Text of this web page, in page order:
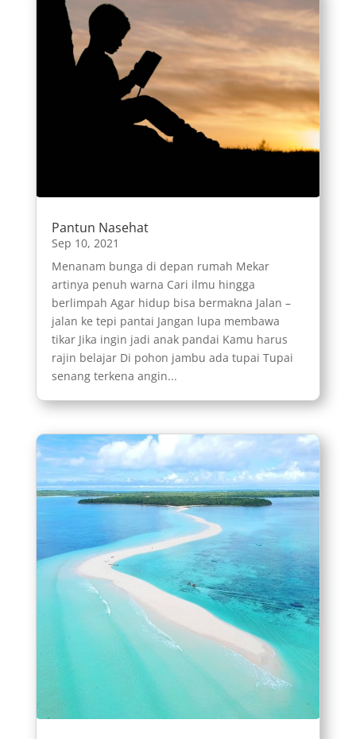
Pantun Nasehat
Sep 10, 2021
Menanam bunga di depan rumah Mekar
artinya penuh warna Cari ilmu hingga
berlimpah Agar hidup bisa bermakna Jalan –
jalan ke tepi pantai Jangan lupa membawa
tikar Jika ingin jadi anak pandai Kamu harus
rajin belajar Di pohon jambu ada tupai Tupai
senang terkena angin...